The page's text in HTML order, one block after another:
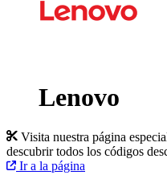
Lenovo
Visita nuestra página
descubrir todos los códigos
Ir a la página